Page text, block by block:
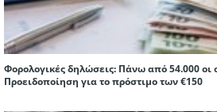
Φορολογικές δηλώσεις: Πάνω από 54.000 οι
Προειδοποίηση για το πρόστιμο των €150